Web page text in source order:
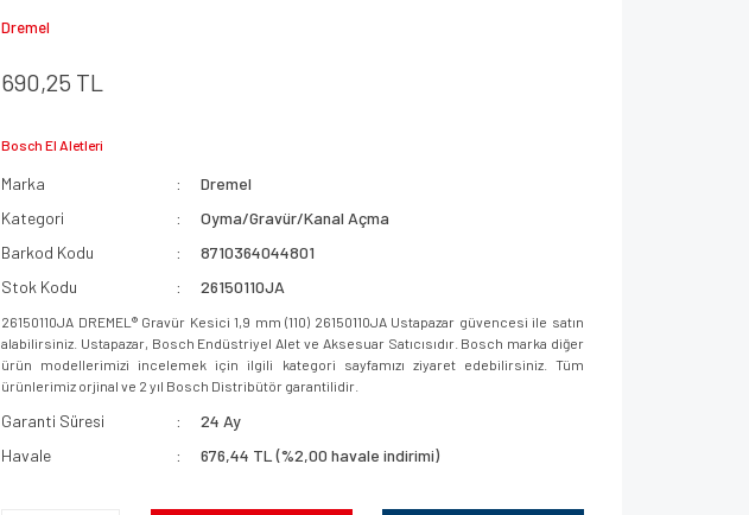
Dremel
690,25 TL
Bosch El Aletleri
Marka
Dremel
Kategori
Oyma/Gravür/Kanal Açma
Barkod Kodu
8710364044801
Stok Kodu
26150110JA
26150110JA DREMEL® Gravür Kesici 1,9 mm (110) 26150110JA Ustapazar güvencesi ile satın
alabilirsiniz. Ustapazar, Bosch Endüstriyel Alet ve Aksesuar Satıcısıdır. Bosch marka diğer
ürün modellerimizi incelemek için ilgili kategori sayfamızı ziyaret edebilirsiniz. Tüm
ürünlerimiz orjinal ve 2 yıl Bosch Distribütör garantilidir.
Garanti Süresi
24 Ay
Havale
676,44 TL (%2,00 havale indirimi)